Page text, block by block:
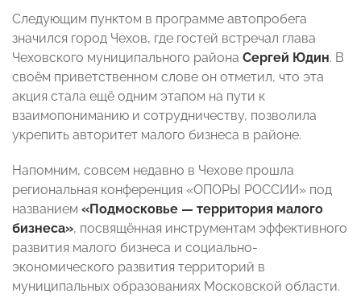
Следующим пунктом в программе автопробега
значился город Чехов, где гостей встречал глава
Чеховского муниципального района Сергей Юдин. В
своём приветственном слове он отметил, что эта
акция стала ещё одним этапом на пути к
взаимопониманию и сотрудничеству, позволила
укрепить авторитет малого бизнеса в районе.
Напомним, совсем недавно в Чехове прошла
региональная конференция «ОПОРЫ РОССИИ» под
названием «Подмосковье — территория малого
бизнеса», посвящённая инструментам эффективного
развития малого бизнеса и социально-
экономического развития территорий в
муниципальных образованиях Московской области.